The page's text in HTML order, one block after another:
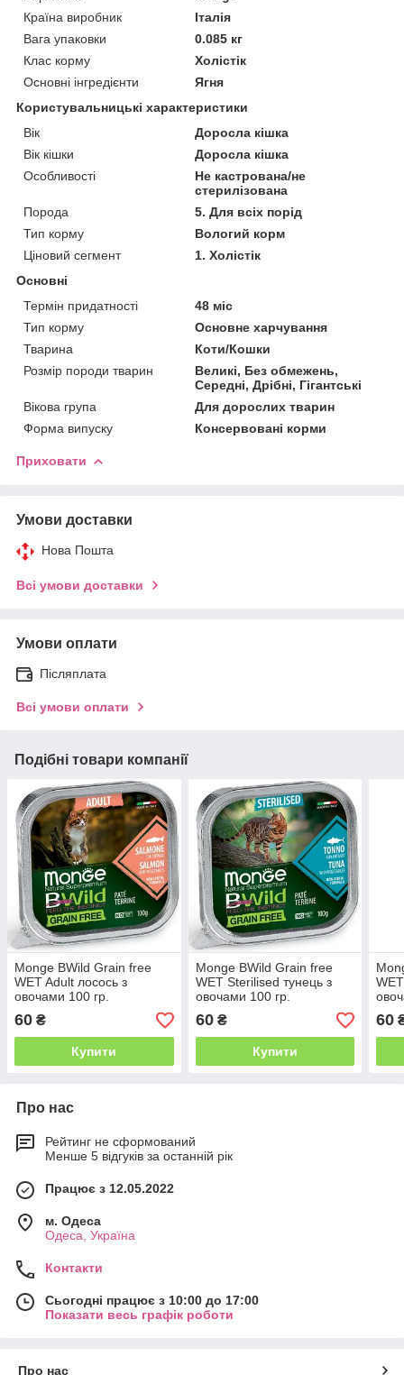
Країна виробник
Італія
Вага упаковки
0.085 кг
Клас корму
Холістік
Основні інгредієнти
Ягня
Користувальницькі характеристики
Вік
Доросла кішка
Вік кішки
Доросла кішка
Особливості
Не кастрована/не
стерилізована
Порода
5. Для всіх порід
Тип корму
Вологий корм
Ціновий сегмент
1. Холістік
Основні
Термін придатності
48 міс
Тип корму
Основне харчування
Тварина
Коти/Кошки
Розмір породи тварин
Великі, Без обмежень,
Середні, Дрібні, Гігантські
Вікова група
Для дорослих тварин
Форма випуску
Консервовані корми
Приховати
Умови доставки
Нова Пошта
Всі умови доставки
Умови оплати
Післяплата
Всі умови оплати
Подібні товари компанії
Monge BWild Grain free
WET Adult лосось з
овочами 100 гр.
60 ₴
Купити
Monge BWild Grain free
WET Sterilised тунець з
овочами 100 гр.
60₴
Купити
60
Про нас
Рейтинг не сформований
Менше 5 відгуків за останній рік
Працює з 12.05.2022
м. Одеса
Одеса, Україна
Контакти
Сьогодні працює з 10:00 до 17:00
Показати весь графік роботи
Про нас